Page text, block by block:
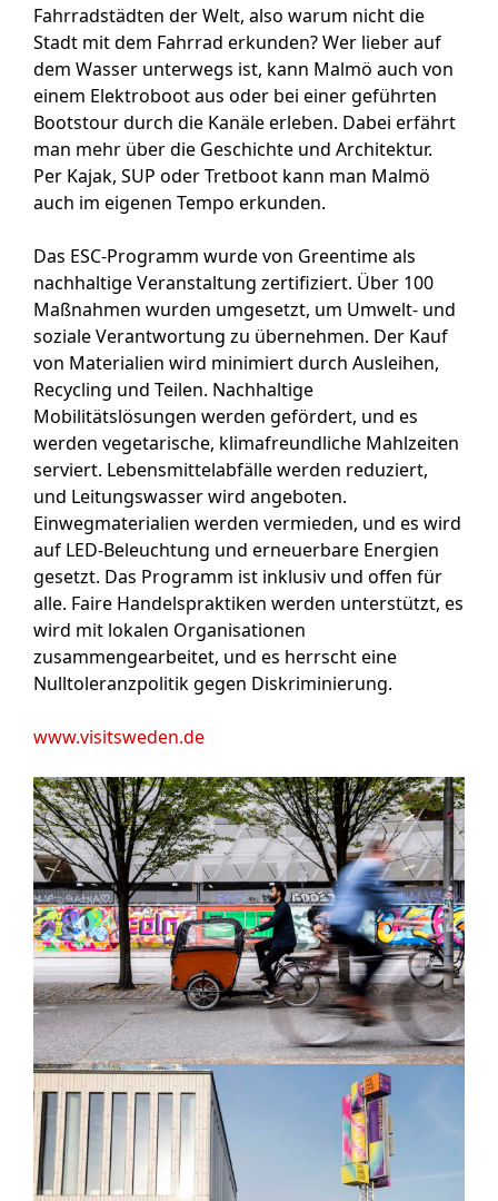
Fahrradstädten der Welt, also warum nicht die
Stadt mit dem Fahrrad erkunden? Wer lieber auf
dem Wasser unterwegs ist, kann Malmö auch von
einem Elektroboot aus oder bei einer geführten
Bootstour durch die Kanäle erleben. Dabei erfährt
man mehr über die Geschichte und Architektur.
Per Kajak, SUP oder Tretboot kann man Malmö
auch im eigenen Tempo erkunden.
Das ESC-Programm wurde von Greentime als
nachhaltige Veranstaltung zertifiziert. Über 100
Maßnahmen wurden umgesetzt, um Umwelt- und
soziale Verantwortung zu übernehmen. Der Kauf
von Materialien wird minimiert durch Ausleihen,
Recycling und Teilen. Nachhaltige
Mobilitätslösungen werden gefördert, und es
werden vegetarische, klimafreundliche Mahlzeiten
serviert. Lebensmittelabfälle werden reduziert,
und Leitungswasser wird angeboten.
Einwegmaterialien werden vermieden, und es wird
auf LED-Beleuchtung und erneuerbare Energien
gesetzt. Das Programm ist inklusiv und offen für
alle. Faire Handelspraktiken werden unterstützt, es
wird mit lokalen Organisationen
zusammengearbeitet, und es herrscht eine
Nulltoleranzpolitik gegen Diskriminierung.
www.visitsweden.de